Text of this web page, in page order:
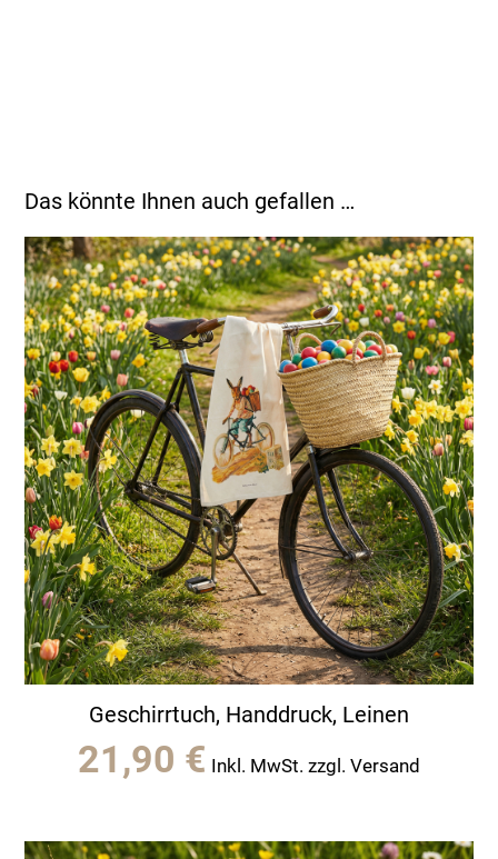
Das könnte Ihnen auch gefallen …
Geschirrtuch, Handdruck, Leinen
21,90 € Inkl. MwSt. zzgl. Versand